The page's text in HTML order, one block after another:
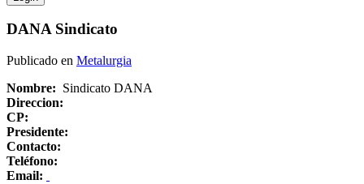
DANA Sindicato
Publicado en Metalurgia
Nombre: Sindicato DANA
Direccion:
CP:
Presidente:
Contacto:
Teléfono:
Email: